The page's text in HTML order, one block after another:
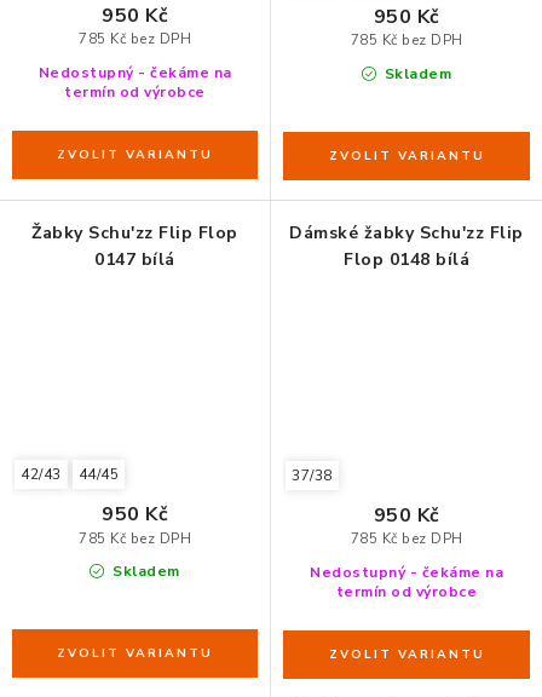
Nedostupný - čekáme na
termín od výrobce
785 Kč bez DPH
950 Kč
Skladem
785 Kč bez DPH
950 Kč
Žabky Schu'zz Flip Flop
0147 bílá
42/43 44/45
Skladem
785 Kč bez DPH
950 Kč
Dámské žabky Schu'zz Flip
Flop 0148 bílá
37/38
Nedostupný - čekáme na
termín od výrobce
785 Kč bez DPH
950 Kč